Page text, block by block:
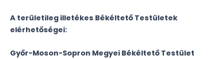
A területileg illetékes Békéltető Testületek
elérhetőségei:
Győr-Moson-Sopron Megyei Békéltető Testület